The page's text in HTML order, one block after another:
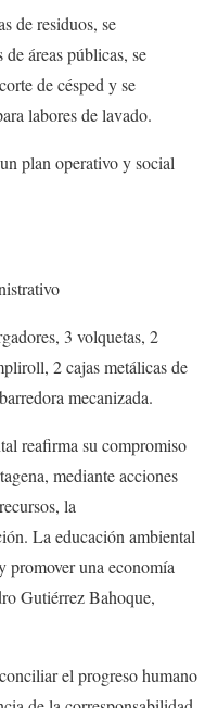
de residuos, se
de áreas públicas, se
de césped y se
labores de lavado.
plan operativo y social
3 volquetas, 2
2 cajas metálicas de
mecanizada.
reafirma su compromiso
mediante acciones
la
La educación ambiental
promover una economía
Gutiérrez Bahoque,
conciliar el progreso humano